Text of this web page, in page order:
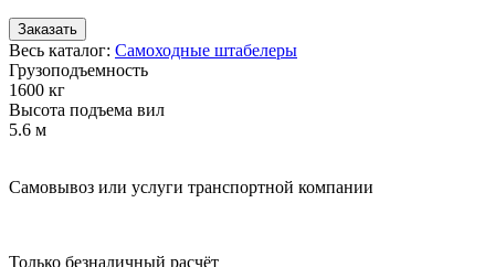
Заказать
Весь каталог: Самоходные штабелеры
Грузоподъемность
1600 кг
Высота подъема вил
5.6 м
Самовывоз или услуги транспортной компании
Только безналичный расчёт